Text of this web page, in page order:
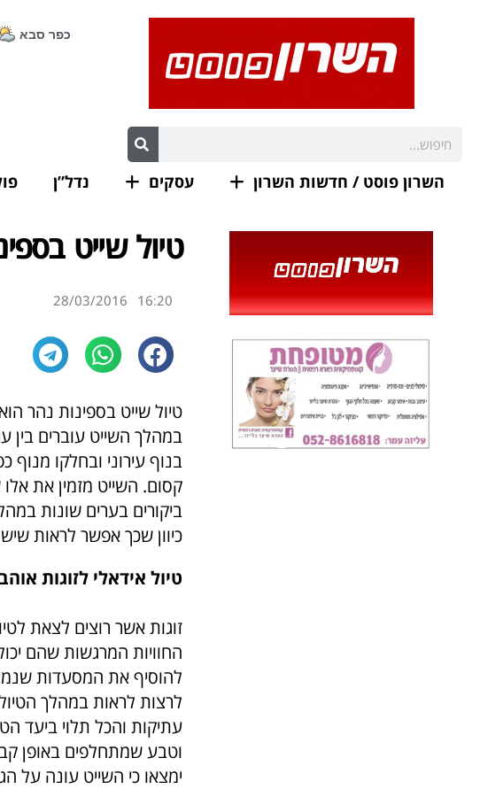
השרון פוסט / חדשות השרון עסקים נדל”ן
טיול שייט
16:20
28/03/2016
טיול שייט בספינות נהר
במהלך השייט עוברים בין
בנוף עירוני ובחלקו מנוף
קסום. השייט מזמין את
ביקורים בערים שונות
כיוון שכך אפשר לראות
טיול אידאלי לזוגות
זוגות אשר רוצים לצאת
החוויות המרגשות שהם
להוסיף את המסעדות
לרצות לראות במהלך
עתיקות והכל תלוי ביעד
וטבע שמתחלפים באופן
ימצאו כי השייט עונה על